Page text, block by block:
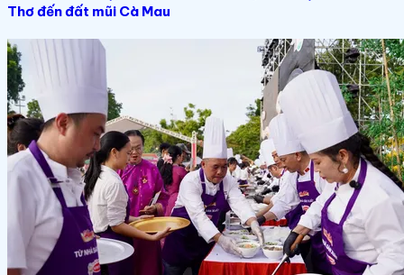
Thơ đến đất mũi Cà Mau